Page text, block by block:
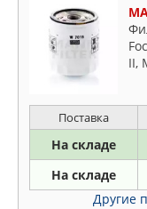
JAPKO
JS ASAKASHI
KOLBENSCHMIDT
LYNXAUTO
MANN
MAPCO
MEAT & DORIA
MECAFILTER
II,
Поставка
На складе
На складе
Другие